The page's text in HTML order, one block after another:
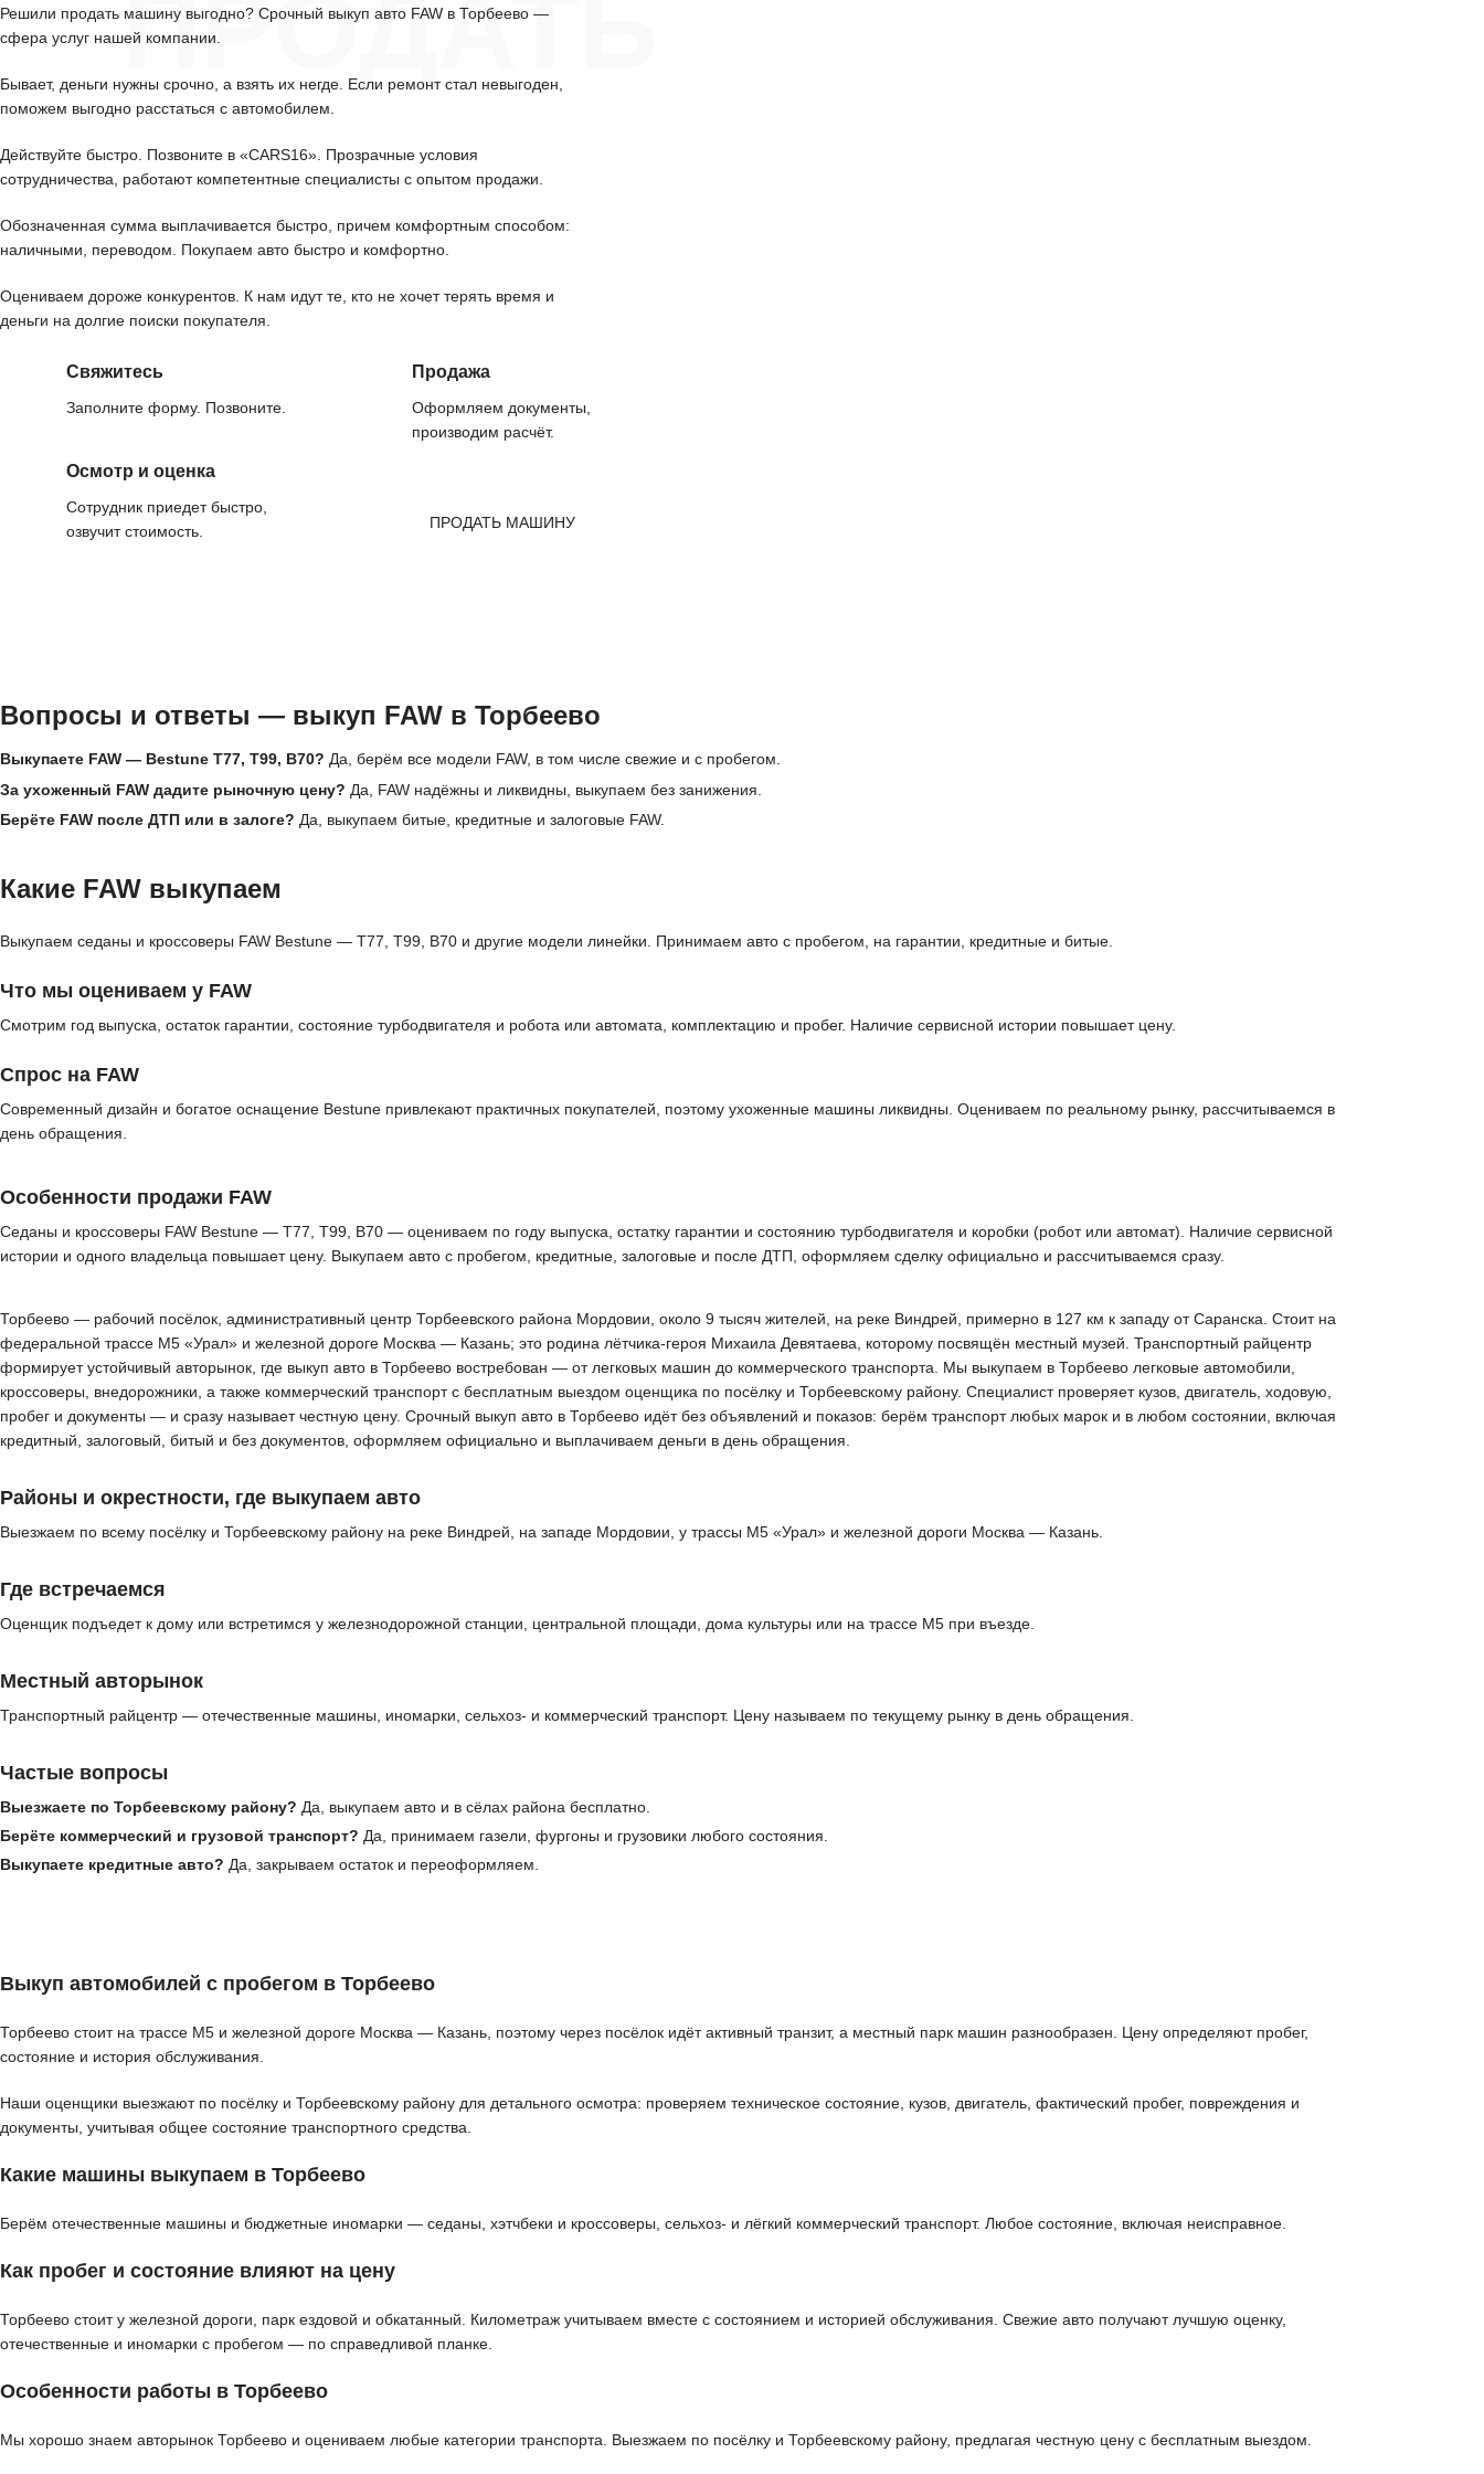
ПРОДАТЬ
Решили продать машину выгодно? Срочный выкуп авто FAW в Торбеево —
сфера услуг нашей компании.
Бывает, деньги нужны срочно, а взять их негде. Если ремонт стал невыгоден,
поможем выгодно расстаться с автомобилем.
Действуйте быстро. Позвоните в «CARS16». Прозрачные условия
сотрудничества, работают компетентные специалисты с опытом продажи.
Обозначенная сумма выплачивается быстро, причем комфортным способом:
наличными, переводом. Покупаем авто быстро и комфортно.
Оцениваем дороже конкурентов. К нам идут те, кто не хочет терять время и
деньги на долгие поиски покупателя.
Свяжитесь
Заполните форму. Позвоните.
Осмотр и оценка
Сотрудник приедет быстро,
озвучит стоимость.
Продажа
Оформляем документы,
производим расчёт.
ПРОДАТЬ МАШИНУ
Вопросы и ответы — выкуп FAW в Торбеево
Выкупаете FAW — Bestune T77, T99, B70? Да, берём все модели FAW, в том числе свежие и с пробегом.
За ухоженный FAW дадите рыночную цену? Да, FAW надёжны и ликвидны, выкупаем без занижения.
Берёте FAW после ДТП или в залоге? Да, выкупаем битые, кредитные и залоговые FAW.
Какие FAW выкупаем
Выкупаем седаны и кроссоверы FAW Bestune — T77, T99, B70 и другие модели линейки. Принимаем авто с пробегом, на гарантии, кредитные и битые.
Что мы оцениваем у FAW
Смотрим год выпуска, остаток гарантии, состояние турбодвигателя и робота или автомата, комплектацию и пробег. Наличие сервисной истории повышает цену.
Спрос на FAW
Современный дизайн и богатое оснащение Bestune привлекают практичных покупателей, поэтому ухоженные машины ликвидны. Оцениваем по реальному рынку, рассчитываемся в
день обращения.
Особенности продажи FAW
Седаны и кроссоверы FAW Bestune — T77, T99, B70 — оцениваем по году выпуска, остатку гарантии и состоянию турбодвигателя и коробки (робот или автомат). Наличие сервисной
истории и одного владельца повышает цену. Выкупаем авто с пробегом, кредитные, залоговые и после ДТП, оформляем сделку официально и рассчитываемся сразу.
Торбеево — рабочий посёлок, административный центр Торбеевского района Мордовии, около 9 тысяч жителей, на реке Виндрей, примерно в 127 км к западу от Саранска. Стоит на
федеральной трассе М5 «Урал» и железной дороге Москва — Казань; это родина лётчика-героя Михаила Девятаева, которому посвящён местный музей. Транспортный райцентр
формирует устойчивый авторынок, где выкуп авто в Торбеево востребован — от легковых машин до коммерческого транспорта. Мы выкупаем в Торбеево легковые автомобили,
кроссоверы, внедорожники, а также коммерческий транспорт с бесплатным выездом оценщика по посёлку и Торбеевскому району. Специалист проверяет кузов, двигатель, ходовую,
пробег и документы — и сразу называет честную цену. Срочный выкуп авто в Торбеево идёт без объявлений и показов: берём транспорт любых марок и в любом состоянии, включая
кредитный, залоговый, битый и без документов, оформляем официально и выплачиваем деньги в день обращения.
Районы и окрестности, где выкупаем авто
Выезжаем по всему посёлку и Торбеевскому району на реке Виндрей, на западе Мордовии, у трассы М5 «Урал» и железной дороги Москва — Казань.
Где встречаемся
Оценщик подъедет к дому или встретимся у железнодорожной станции, центральной площади, дома культуры или на трассе М5 при въезде.
Местный авторынок
Транспортный райцентр — отечественные машины, иномарки, сельхоз- и коммерческий транспорт. Цену называем по текущему рынку в день обращения.
Частые вопросы
Выезжаете по Торбеевскому району? Да, выкупаем авто и в сёлах района бесплатно.
Берёте коммерческий и грузовой транспорт? Да, принимаем газели, фургоны и грузовики любого состояния.
Выкупаете кредитные авто? Да, закрываем остаток и переоформляем.
Выкуп автомобилей с пробегом в Торбеево
Торбеево стоит на трассе М5 и железной дороге Москва — Казань, поэтому через посёлок идёт активный транзит, а местный парк машин разнообразен. Цену определяют пробег,
состояние и история обслуживания.
Наши оценщики выезжают по посёлку и Торбеевскому району для детального осмотра: проверяем техническое состояние, кузов, двигатель, фактический пробег, повреждения и
документы, учитывая общее состояние транспортного средства.
Какие машины выкупаем в Торбеево
Берём отечественные машины и бюджетные иномарки — седаны, хэтчбеки и кроссоверы, сельхоз- и лёгкий коммерческий транспорт. Любое состояние, включая неисправное.
Как пробег и состояние влияют на цену
Торбеево стоит у железной дороги, парк ездовой и обкатанный. Километраж учитываем вместе с состоянием и историей обслуживания. Свежие авто получают лучшую оценку,
отечественные и иномарки с пробегом — по справедливой планке.
Особенности работы в Торбеево
Мы хорошо знаем авторынок Торбеево и оцениваем любые категории транспорта. Выезжаем по посёлку и Торбеевскому району, предлагая честную цену с бесплатным выездом.